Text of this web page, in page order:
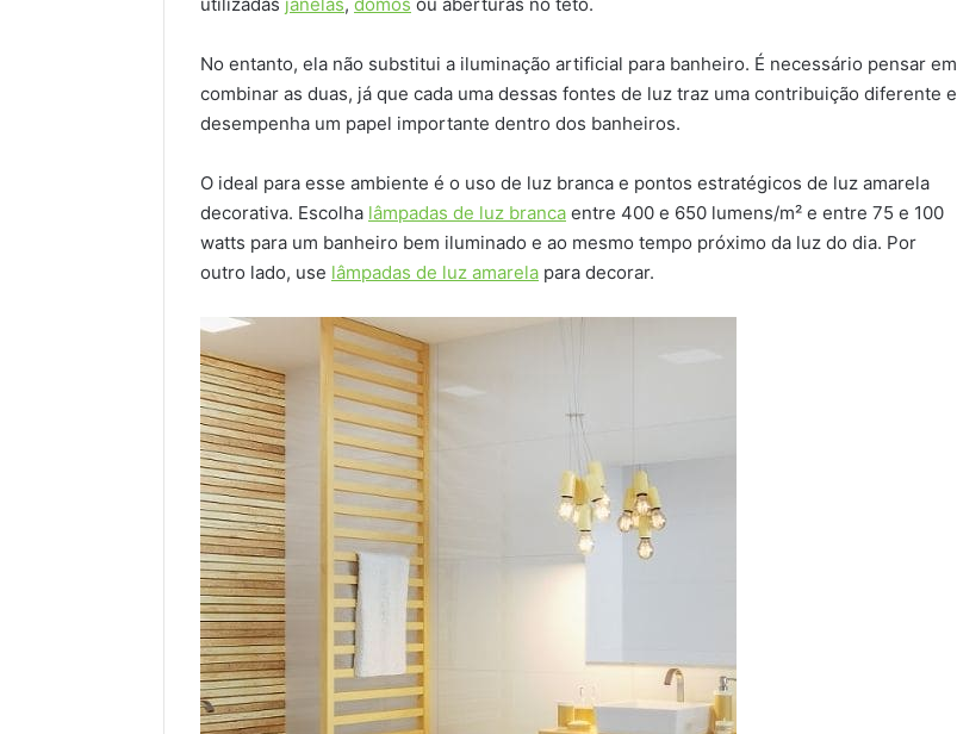
No entanto, ela não substitui a iluminação artificial para banheiro. É necessário pensar em
combinar as duas, já que cada uma dessas fontes de luz traz uma contribuição diferente e
desempenha um papel importante dentro dos banheiros.
O ideal para esse ambiente é o uso de luz branca e pontos estratégicos de luz amarela
decorativa. Escolha lâmpadas de luz branca entre 400 e 650 lumens/m² e entre 75 e 100
watts para um banheiro bem iluminado e ao mesmo tempo próximo da luz do dia. Por
outro lado, use lâmpadas de luz amarela para decorar.